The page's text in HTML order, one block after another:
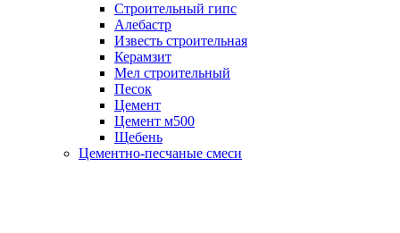
Строительный гипс
Алебастр
Известь строительная
Керамзит
Мел строительный
Песок
Цемент
Цемент м500
Щебень
Цементно-песчаные смеси